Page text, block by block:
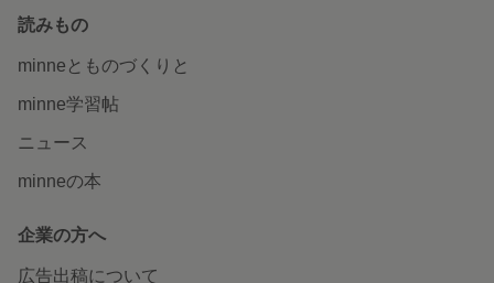
読みもの
minneとものづくりと
minne学習帖
ニュース
minneの本
企業の方へ
広告出稿について